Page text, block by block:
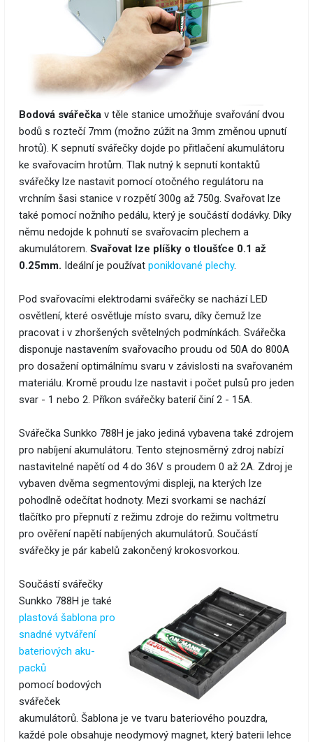
Bodová svářečka v těle stanice umožňuje svařování dvou
bodů s roztečí 7mm (možno zúžit na 3mm změnou upnutí
hrotů). K sepnutí svářečky dojde po přitlačení akumulátoru
ke svařovacím hrotům. Tlak nutný k sepnutí kontaktů
svářečky lze nastavit pomocí otočného regulátoru na
vrchním šasi stanice v rozpětí 300g až 750g. Svařovat lze
také pomocí nožního pedálu, který je součástí dodávky. Díky
němu nedojde k pohnutí se svařovacím plechem a
akumulátorem. Svařovat lze plíšky o tloušťce 0.1 až
0.25mm. Ideální je používat poniklované plechy.
Pod svařovacími elektrodami svářečky se nachází LED
osvětlení, které osvětluje místo svaru, díky čemuž lze
pracovat i v zhoršených světelných podmínkách. Svářečka
disponuje nastavením svařovacího proudu od 50A do 800A
pro dosažení optimálnímu svaru v závislosti na svařovaném
materiálu. Kromě proudu lze nastavit i počet pulsů pro jeden
svar - 1 nebo 2. Příkon svářečky baterií činí 2 - 15A.
Svářečka Sunkko 788H je jako jediná vybavena také zdrojem
pro nabíjení akumulátoru. Tento stejnosměrný zdroj nabízí
nastavitelné napětí od 4 do 36V s proudem 0 až 2A. Zdroj je
vybaven dvěma segmentovými displeji, na kterých lze
pohodlně odečítat hodnoty. Mezi svorkami se nachází
tlačítko pro přepnutí z režimu zdroje do režimu voltmetru
pro ověření napětí nabíjených akumulátorů. Součástí
svářečky je pár kabelů zakončený krokosvorkou.
Součástí svářečky
Sunkko 788H je také
plastová šablona pro
snadné vytváření
bateriových aku-
packů
pomocí bodových
svářeček
akumulátorů. Šablona je ve tvaru bateriového pouzdra,
každé pole obsahuje neodymový magnet, který baterii lehce